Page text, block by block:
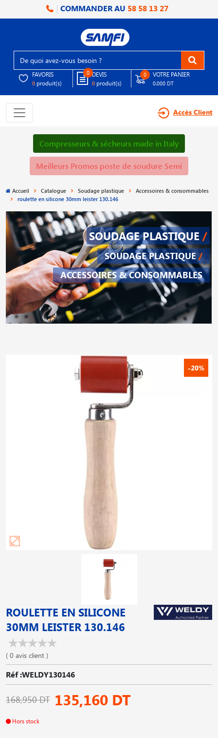
COMMANDER AU 58 58 13 27
FAVORIS
0 produit(s)
0 DEVIS
0 produit(s)
0 VOTRE PANIER
0.000 DT
Accès Client
Compresseurs & sécheurs made in Italy
Meilleurs Promos poste de soudure Semi
Accueil Catalogue Soudage plastique
Accessoires & consommables
roulette en silicone 30mm leister 130.146
SOUDAGE PLASTIQUE /
SOUDAGE PLASTIQUE /
ACCESSOIRES & CONSOMMABLES
-20%
ROULETTE EN SILICONE
30MM LEISTER 130.146
( 0 avis client )
Réf :WELDY130146
168,950 DT 135,160 DT
Hors stock